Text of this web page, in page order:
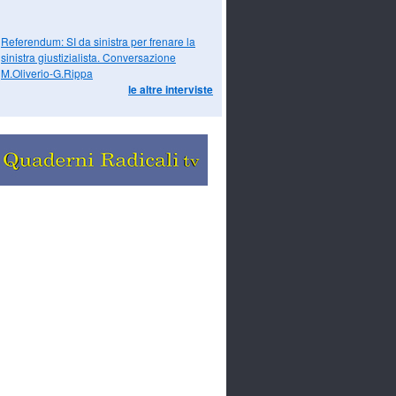
Referendum: SI da sinistra per frenare la
sinistra giustizialista. Conversazione
M.Oliverio-G.Rippa
le altre interviste